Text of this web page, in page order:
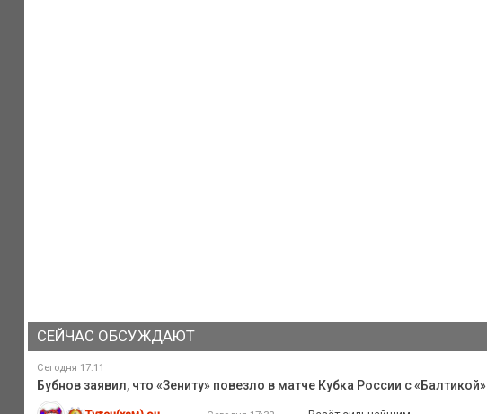
СЕЙЧАС ОБСУЖДАЮТ
Сегодня 17:11
Бубнов заявил, что «Зениту» повезло в матче Кубка России с «Балтикой»